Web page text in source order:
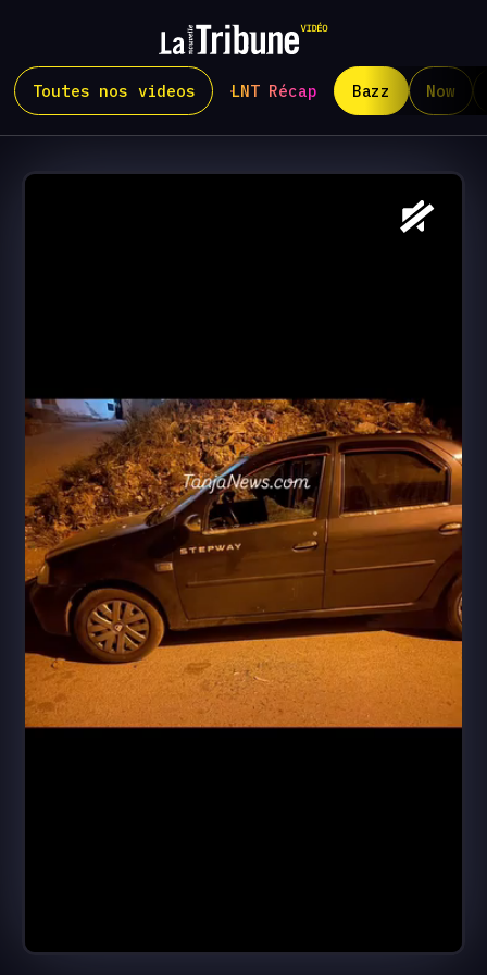
Toutes nos videos LNT Récap Bazz Now